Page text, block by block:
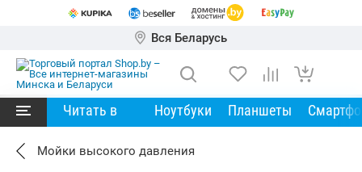
Вся Беларусь
Читать в Ноутбуки Планшеты
Мойки высокого давления